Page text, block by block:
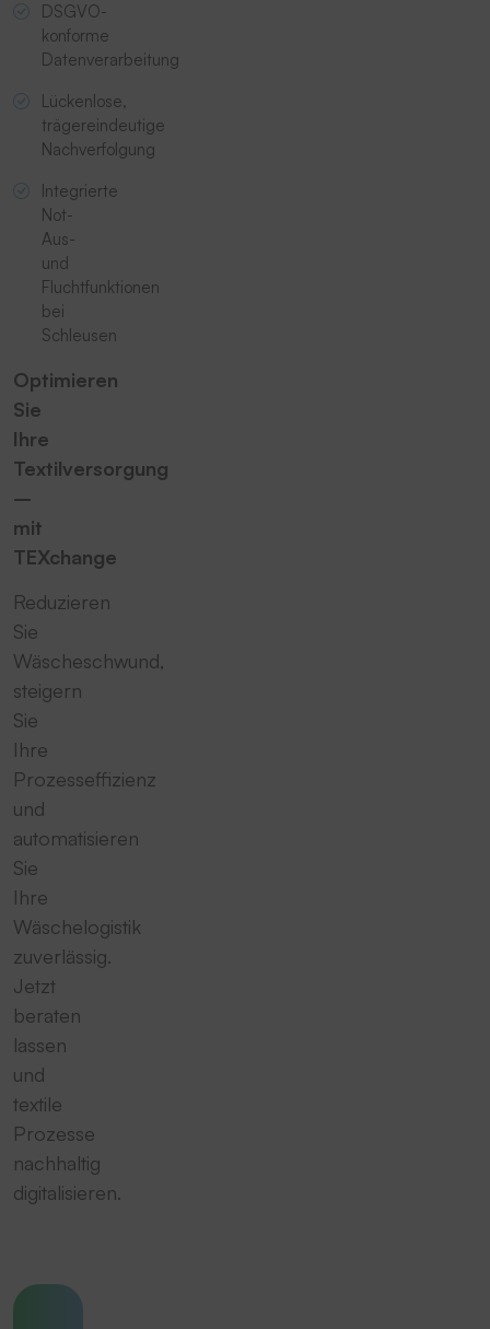
DSGVO-
konforme
Datenverarbeitung
Lückenlose,
trägereindeutige
Nachverfolgung
Integrierte
Not-
Aus-
und
Fluchtfunktionen
bei
Schleusen
Optimieren
Sie
Ihre
Textilversorgung
–
mit
TEXchange
Reduzieren
Sie
Wäscheschwund,
steigern
Sie
Ihre
Prozesseffizienz
und
automatisieren
Sie
Ihre
Wäschelogistik
zuverlässig.
Jetzt
beraten
lassen
und
textile
Prozesse
nachhaltig
digitalisieren.